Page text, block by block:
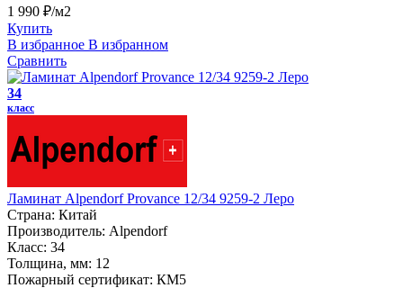
1 990 ₽/м2
Купить
В избранное В избранном
Сравнить
34
класс
Ламинат Alpendorf Provance 12/34 9259-2 Леро
Страна: Китай
Производитель: Alpendorf
Класс: 34
Толщина, мм: 12
Пожарный сертификат: КМ5